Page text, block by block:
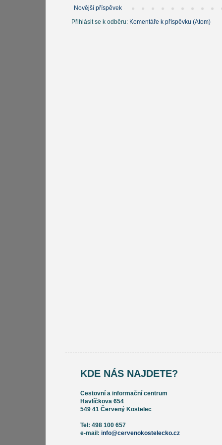
Novější příspěvek
Přihlásit se k odběru: Komentáře k příspěvku (Atom)
KDE NÁS NAJDETE?
Cestovní a informační centrum
Havlíčkova 654
549 41 Červený Kostelec
Tel: 498 100 657
e-mail: info@cervenokostelecko.cz